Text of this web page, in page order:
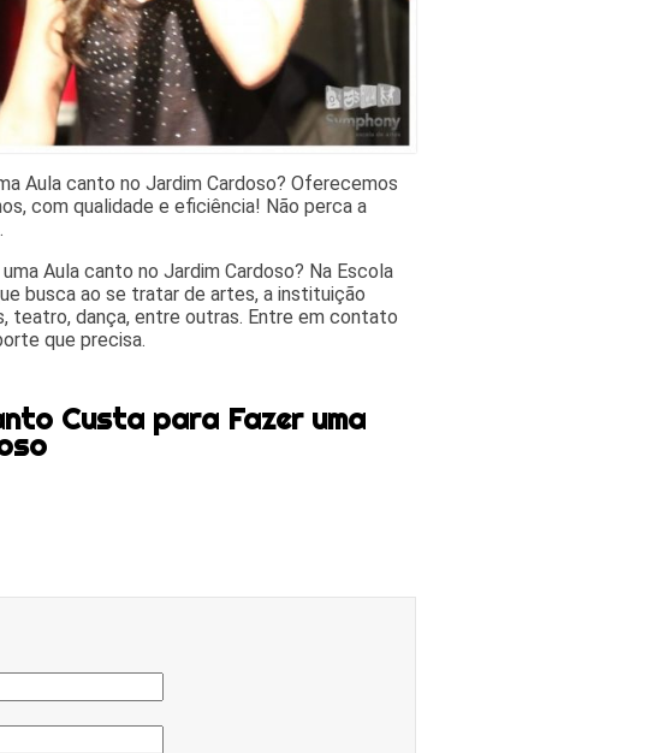
Aula canto no Jardim Cardoso? Oferecemos
com qualidade e eficiência! Não perca a
Aula canto no Jardim Cardoso? Na Escola
busca ao se tratar de artes, a instituição
teatro, dança, entre outras. Entre em contato
que precisa.
Custa para Fazer uma